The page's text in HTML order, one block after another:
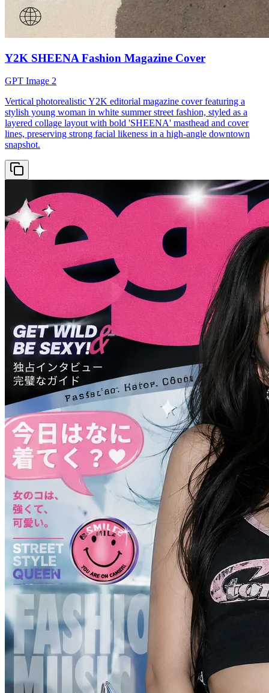
Y2K SHEENA Fashion Magazine Cover
GPT Image 2
Vertical photorealistic Y2K editorial magazine cover featuring a
stylish young woman in white summer street fashion, styled as a
layered collage layout with bold 'SHEENA' masthead and cover
lines, preserving strong facial likeness in a high-angle downtown
snapshot.